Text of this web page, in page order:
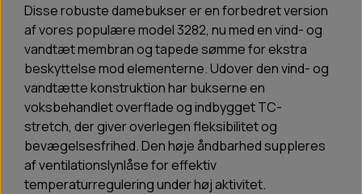
Disse robuste damebukser er en forbedret version
af vores populære model 3282, nu med en vind- og
vandtæt membran og tapede sømme for ekstra
beskyttelse mod elementerne. Udover den vind- og
vandtætte konstruktion har bukserne en
voksbehandlet overflade og indbygget TC-
stretch, der giver overlegen fleksibilitet og
bevægelsesfrihed. Den høje åndbarhed suppleres
af ventilationslynlåse for effektiv
temperaturregulering under høj aktivitet.